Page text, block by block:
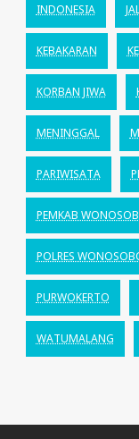
INDONESIA
KEBAKARAN
KORBAN JIWA
MENINGGAL
PARIWISATA
PEMKAB
POLRES
PURWOKERTO
WATUMALANG